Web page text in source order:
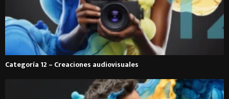
Categoría 12 – Creaciones audiovisuales